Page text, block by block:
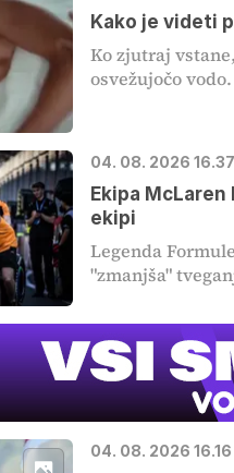
Kako je videti
Ko zjutraj
osvežujočo
04. 08. 2026 16.37
Ekipa
ekipi
Legenda
"zmanjša"
04. 08. 2026 16.16